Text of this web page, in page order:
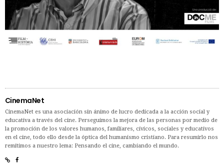
CinemaNet
CinemaNet es una asociación sin ánimo de lucro dedicada a la acción social y
educativa a través del cine. Perseguimos la mejora de las personas por medio de
la promoción de los valores humanos, familiares, cívicos, sociales y educativos
en el cine, todo ello desde la óptica del humanismo cristiano. Para resumirlo nos
remitimos a nuestro lema: Pensando el cine, cambiando el mundo.